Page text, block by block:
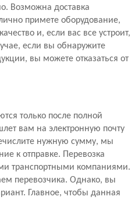
Возможна доставка
примете оборудование,
и, если вас все устроит,
если вы обнаружите
вы можете отказаться от
только после полной
вам на электронную почту
нужную сумму, мы
к отправке. Перевозка
транспортными компаниями.
перевозчика. Однако, вы
Главное, чтобы данная